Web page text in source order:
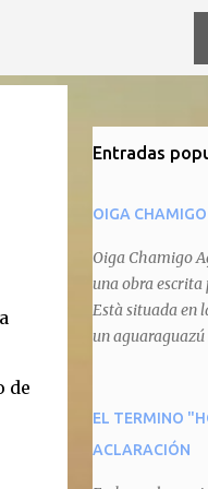
de
Entradas
OIGA
Oiga Chamigo
una obra
Està situada en
un aguaraguazú
animal que
primera
EL TERMINO
ACLARACIÓN